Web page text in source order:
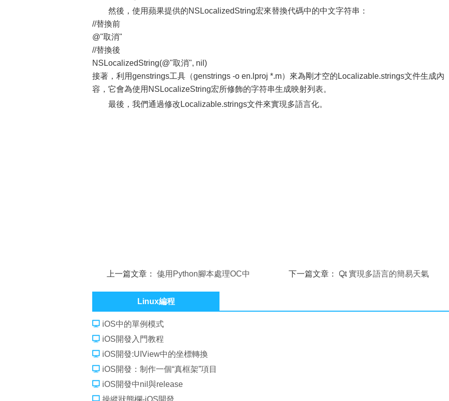
然後，使用蘋果提供的NSLocalizedString宏來替換代碼中的中文字符串：
//替換前
@"取消"
//替換後
NSLocalizedString(@"取消", nil)
接著，利用genstrings工具（genstrings -o en.lproj *.m）來為剛才空的Localizable.strings文件生成內
容，它會為使用NSLocalizeString宏所修飾的字符串生成映射列表。
最後，我們通過修改Localizable.strings文件來實現多語言化。
上一篇文章：使用Python腳本處理OC中
下一篇文章： Qt 實現多語言的簡易天氣
Linux編程
iOS中的單例模式
iOS開發入門教程
iOS開發:UIView中的坐標轉換
iOS開發：制作一個“真框架”項目
iOS開發中nil與release
操縱狀態欄-iOS開發